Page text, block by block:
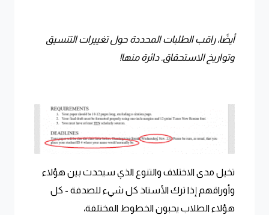
أيضًا، راقب الطلبات المحددة حول تغييرات التنسيق
وتواريخ الاستحقاق. دائرة منها!
تخيل مدى الاختلاف والتنوع الذي سيحدث بين هؤلاء
وأوراقهم إذا ترك الأستاذ كل شيء للصدفة - كل
هؤلاء الطلاب يحبون الخطوط المختلفة،